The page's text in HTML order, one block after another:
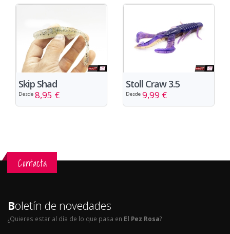
Skip Shad
Desde 8,95 €
Stoll Craw 3.5
Desde 9,99 €
Contacta
Boletín de novedades
¿Quieres estar al día de lo que pasa en El Pez Rosa?